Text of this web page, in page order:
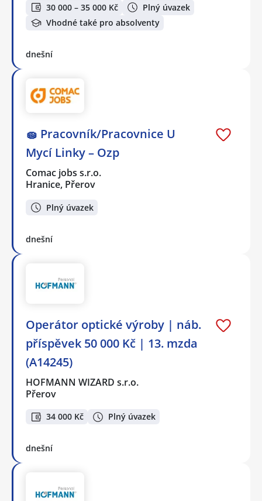
30 000 – 35 000 Kč
Plný úvazek
Vhodné také pro absolventy
dnešní
🧽 Pracovník/Pracovnice U
Mycí Linky – Ozp
Comac jobs s.r.o.
Hranice, Přerov
Plný úvazek
dnešní
Operátor optické výroby | náb.
příspěvek 50 000 Kč | 13. mzda
(A14245)
HOFMANN WIZARD s.r.o.
Přerov
34 000 Kč Plný úvazek
dnešní